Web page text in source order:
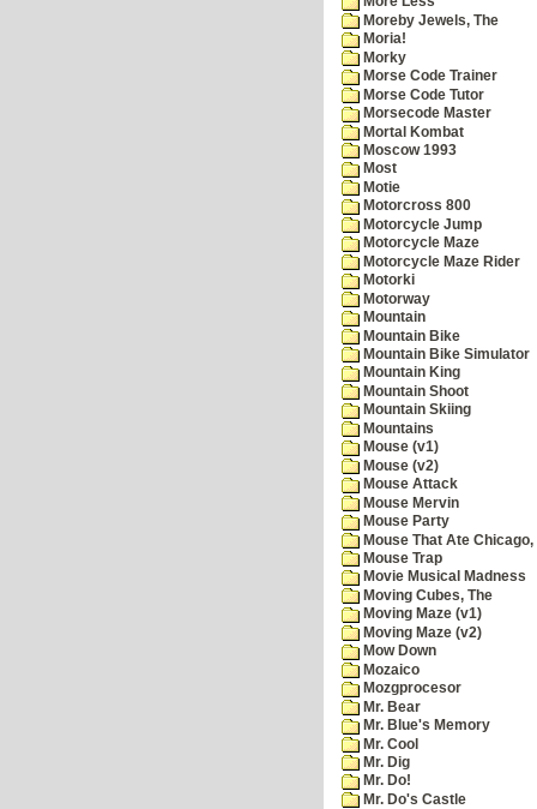
Moreby Jewels, The
Moria!
Morky
Morse Code Trainer
Morse Code Tutor
Morsecode Master
Mortal Kombat
Moscow 1993
Most
Motie
Motorcross 800
Motorcycle Jump
Motorcycle Maze
Motorcycle Maze Rider
Motorki
Motorway
Mountain
Mountain Bike
Mountain Bike Simulator
Mountain King
Mountain Shoot
Mountain Skiing
Mountains
Mouse (v1)
Mouse (v2)
Mouse Attack
Mouse Mervin
Mouse Party
Mouse That Ate Chicago,
Mouse Trap
Movie Musical Madness
Moving Cubes, The
Moving Maze (v1)
Moving Maze (v2)
Mow Down
Mozaico
Mozgprocesor
Mr. Bear
Mr. Blue's Memory
Mr. Cool
Mr. Dig
Mr. Do!
Mr. Do's Castle